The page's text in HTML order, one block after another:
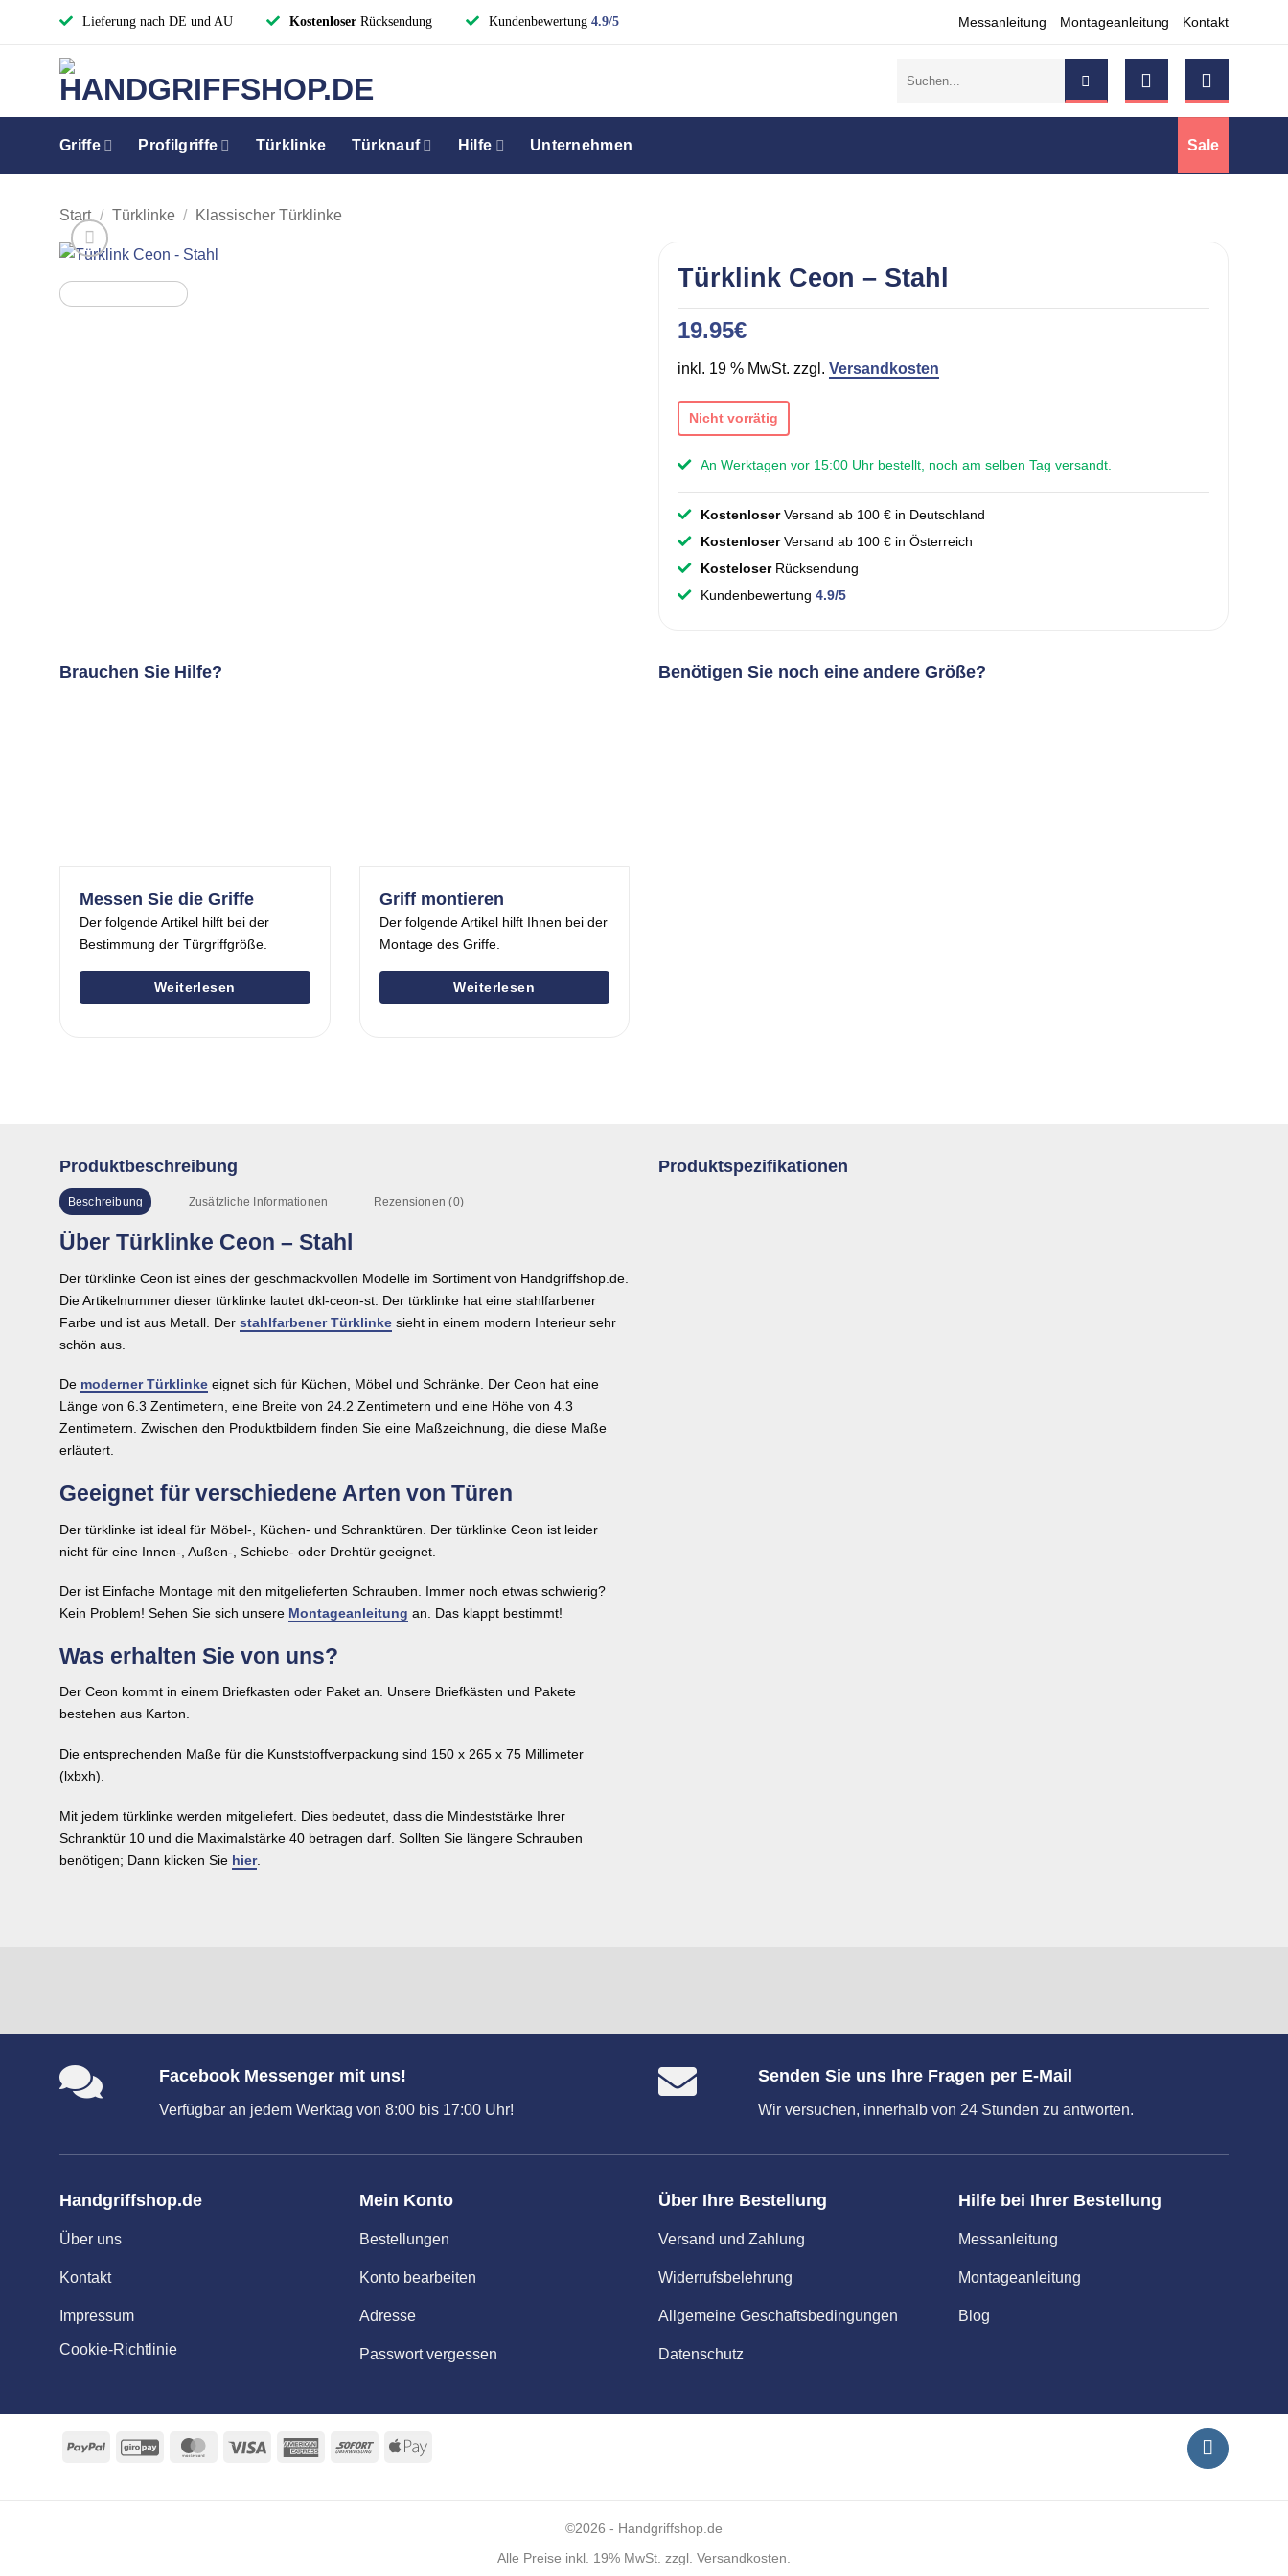
Lieferung nach DE und AU Kostenloser Rücksendung Kundenbewertung 4.9/5 Messanleitung Montageanleitung Kontakt
nach:
Griffe Profilgriffe Türklinke Türknauf Hilfe Unternehmen Sale
Start / Türklinke / Klassischer Türklinke
Türklink Ceon – Stahl
19.95€
inkl. 19 % MwSt. zzgl. Versandkosten
Nicht vorrätig
An Werktagen vor 15:00 Uhr bestellt, noch am selben Tag versandt.
KostenloserVersand ab 100 € in Deutschland
KostenloserVersand ab 100 € in Österreich
Kosteloser Rücksendung
Kundenbewertung 4.9/5
Brauchen Sie Hilfe?
Messen Sie die Griffe
Der folgende Artikel hilft bei der
Bestimmung der Türgriffgröße.
Weiterlesen
Griff montieren
Der folgende Artikel hilft Ihnen bei der
Montage des Griffe.
Weiterlesen
Benötigen Sie noch eine andere Größe?
Produktbeschreibung
Beschreibung Zusätzliche Informationen Rezensionen (0)
Über Türklinke Ceon – Stahl
Der türklinke Ceon ist eines der geschmackvollen Modelle im Sortiment von Handgriffshop.de.
Die Artikelnummer dieser türklinke lautet dkl-ceon-st. Der türklinke hat eine stahlfarbener
Farbe und ist aus Metall. Der stahlfarbener Türklinke sieht in einem modern Interieur sehr
schön aus.
De moderner Türklinke eignet sich für Küchen, Möbel und Schränke. Der Ceon hat eine
Länge von 6.3 Zentimetern, eine Breite von 24.2 Zentimetern und eine Höhe von 4.3
Zentimetern. Zwischen den Produktbildern finden Sie eine Maßzeichnung, die diese Maße
erläutert.
Geeignet für verschiedene Arten von Türen
Der türklinke ist ideal für Möbel-, Küchen- und Schranktüren. Der türklinke Ceon ist leider
nicht für eine Innen-, Außen-, Schiebe- oder Drehtür geeignet.
Der ist Einfache Montage mit den mitgelieferten Schrauben. Immer noch etwas schwierig?
Kein Problem! Sehen Sie sich unsere Montageanleitung an. Das klappt bestimmt!
Was erhalten Sie von uns?
Der Ceon kommt in einem Briefkasten oder Paket an. Unsere Briefkästen und Pakete
bestehen aus Karton.
Die entsprechenden Maße für die Kunststoffverpackung sind 150 x 265 x 75 Millimeter
(lxbxh).
Mit jedem türklinke werden mitgeliefert. Dies bedeutet, dass die Mindeststärke Ihrer
Schranktür 10 und die Maximalstärke 40 betragen darf. Sollten Sie längere Schrauben
benötigen; Dann klicken Sie hier.
Produktspezifikationen
Facebook Messenger mit uns!
Verfügbar an jedem Werktag von 8:00 bis 17:00 Uhr!
Senden Sie uns Ihre Fragen per E-Mail
Wir versuchen, innerhalb von 24 Stunden zu antworten.
Handgriffshop.de
Über uns
Kontakt
Impressum
Cookie-Richtlinie
Mein Konto
Bestellungen
Konto bearbeiten
Adresse
Passwort vergessen
Über Ihre Bestellung
Versand und Zahlung
Widerrufsbelehrung
Allgemeine Geschaftsbedingungen
Datenschutz
Hilfe bei Ihrer Bestellung
Messanleitung
Montageanleitung
Blog
PayPal GiroPay MasterCard
Visa
AmericanSofort
Apple
©2026 - Handgriffshop.de
Alle Preise inkl. 19% MwSt. zzgl. Versandkosten.